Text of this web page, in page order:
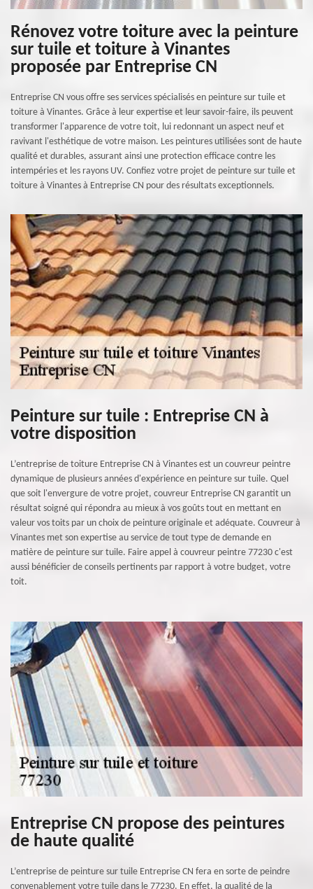
Rénovez votre toiture avec la peinture
sur tuile et toiture à Vinantes
proposée par Entreprise CN
Entreprise CN vous offre ses services spécialisés en peinture sur tuile et
toiture à Vinantes. Grâce à leur expertise et leur savoir-faire, ils peuvent
transformer l'apparence de votre toit, lui redonnant un aspect neuf et
ravivant l'esthétique de votre maison. Les peintures utilisées sont de haute
qualité et durables, assurant ainsi une protection efficace contre les
intempéries et les rayons UV. Confiez votre projet de peinture sur tuile et
toiture à Vinantes à Entreprise CN pour des résultats exceptionnels.
Peinture sur tuile : Entreprise CN à
votre disposition
L’entreprise de toiture Entreprise CN à Vinantes est un couvreur peintre
dynamique de plusieurs années d'expérience en peinture sur tuile. Quel
que soit l'envergure de votre projet, couvreur Entreprise CN garantit un
résultat soigné qui répondra au mieux à vos goûts tout en mettant en
valeur vos toits par un choix de peinture originale et adéquate. Couvreur à
Vinantes met son expertise au service de tout type de demande en
matière de peinture sur tuile. Faire appel à couvreur peintre 77230 c'est
aussi bénéficier de conseils pertinents par rapport à votre budget, votre
toit.
Entreprise CN propose des peintures
de haute qualité
L’entreprise de peinture sur tuile Entreprise CN fera en sorte de peindre
convenablement votre tuile dans le 77230. En effet, la qualité de la